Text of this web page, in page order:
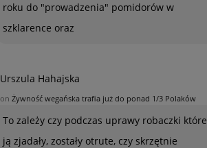
roku do "prowadzenia" pomidorów w
szklarence oraz
Urszula Hahajska
on Żywność wegańska trafia już do ponad 1/3 Polaków
To zależy czy podczas uprawy robaczki które
ją zjadały, zostały otrute, czy skrzętnie